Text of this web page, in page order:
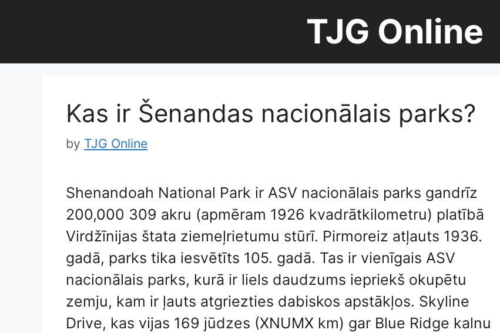
TJG Online
Kas ir Šenandas nacionālais parks?
by TJG Online
Shenandoah National Park ir ASV nacionālais parks gandrīz
200,000 309 akru (apmēram 1926 kvadrātkilometru) platībā
Virdžīnijas štata ziemeļrietumu stūrī. Pirmoreiz atļauts 1936.
gadā, parks tika iesvētīts 105. gadā. Tas ir vienīgais ASV
nacionālais parks, kurā ir liels daudzums iepriekš okupētu
zemju, kam ir ļauts atgriezties dabiskos apstākļos. Skyline
Drive, kas vijas 169 jūdzes (XNUMX km) gar Blue Ridge kalnu